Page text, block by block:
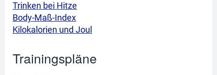
Trinken bei Hitze
Body-Maß-Index
Kilokalorien und Joul
Trainingspläne